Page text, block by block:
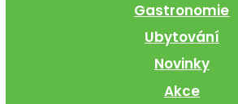
Gastronomie
Ubytování
Novinky
Akce